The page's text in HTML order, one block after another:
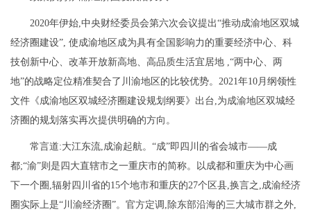
2020年伊始,中央财经委员会第六次会议提出“推动成渝地区双城
经济圈建设”, 使成渝地区成为具有全国影响力的重要经济中心、科
技创新中心、改革开放新高地、高品质生活宜居地 ,“两中心、两
地”的战略定位精准契合了川渝地区的比较优势。2021年10月纲领性
文件《成渝地区双城经济圈建设规划纲要》出台,为成渝地区双城经
济圈的规划落实再次提供明确的方向。
常言道:大江东流,成渝起航。“成”即四川的省会城市——成
都;“渝”则是四大直辖市之一重庆市的简称。以成都和重庆为中心画
下一个圈,辐射四川省的15个地市和重庆的27个区县,换言之,成渝经济
圈实际上是“川渝经济圈”。官方定调,除东部沿海的三大城市群之外,